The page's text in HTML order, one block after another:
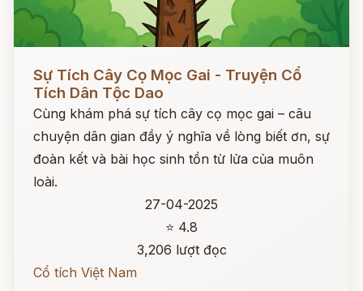
Sự Tích Cây Cọ Mọc Gai - Truyện Cổ
Tích Dân Tộc Dao
Cùng khám phá sự tích cây cọ mọc gai – câu
chuyện dân gian đầy ý nghĩa về lòng biết ơn, sự
đoàn kết và bài học sinh tồn từ lửa của muôn
loài.
27-04-2025
⭐ 4.8
3,206 lượt đọc
Cổ tích Việt Nam